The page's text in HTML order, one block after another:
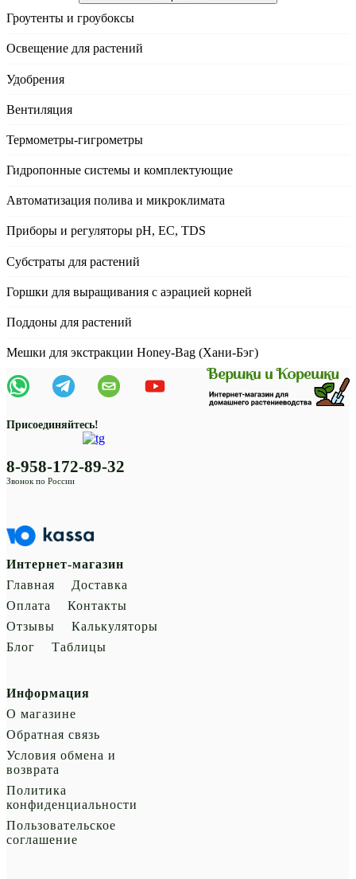
Гроутенты и гроубоксы
Освещение для растений
Удобрения
Вентиляция
Термометры-гигрометры
Гидропонные системы и комплектующие
Автоматизация полива и микроклимата
Приборы и регуляторы рН, EC, TDS
Субстраты для растений
Горшки для выращивания с аэрацией корней
Поддоны для растений
Мешки для экстракции Honey-Bag (Хани-Бэг)
Интернет-магазин
Главная
Доставка
Оплата
Контакты
Отзывы
Калькуляторы
Блог
Таблицы
Информация
О магазине
Обратная связь
Условия обмена и
возврата
Политика
конфиденциальности
Пользовательское
соглашение
Присоединяйтесь!
8-958-172-89-32
Звонок по России